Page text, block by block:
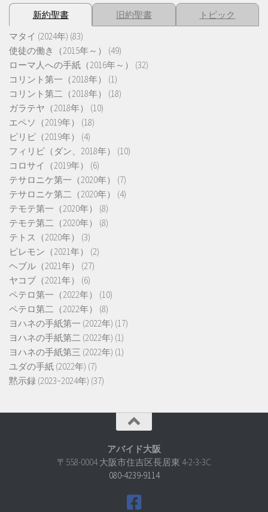
新約聖書 旧約聖書
トピック
マタイ (2024年) (83)
使徒の働き（2015年～）
(49)
ローマ人への手紙（2016年～）
(32)
コリント第一（2018年）
(1)
コリント第二（2018年）
(18)
ガラテヤ（2018年）
(10)
エペソ（2019年）
(18)
ピリピ（2019年）
(4)
フィリピ（ダン、2018年）
(10)
コロサイ（2019年）
(6)
テサロニケ第一（2020年）
(7)
テサロニケ第二（2020年）
(4)
テモテ第一（2020年）
(8)
テモテ第二（2020年）
(8)
テトス（2020年）
(3)
ピレモン（2021年）
(2)
ヘブル（2021年）
(27)
ヤコブ（2021年）
(6)
ペテロ第一（2022年）
(10)
ペテロ第二（2022年）
(8)
ヨハネの手紙第一 (2022年) (17)
ヨハネの手紙第二 (2022年) (1)
ヨハネの手紙第三 (2022年) (1)
ユダの手紙 (2022年) (7)
黙示録 (2023~2024年) (37)
アバイド大阪
〒558-0004 大阪市住吉区長居東 4-2-3-3C
080-4239-9114